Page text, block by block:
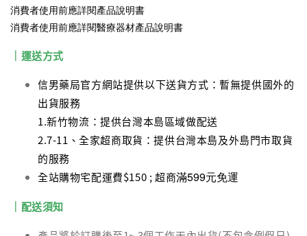
消費者使用前應詳閱產品說明書
消費者使用前應詳閱醫療器材產品說明書
｜運送方式
信男藥局官方網站提供以下送貨方式：暫無提供國外的
出貨服務
1.新竹物流：提供台灣本島區域做配送
2.7-11、全家超商取貨：提供台灣本島及外島門市取貨
的服務
全站購物宅配運費$150 ; 超商滿599元免運
｜配送須知